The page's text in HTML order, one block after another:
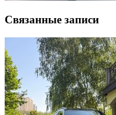
Связанные записи